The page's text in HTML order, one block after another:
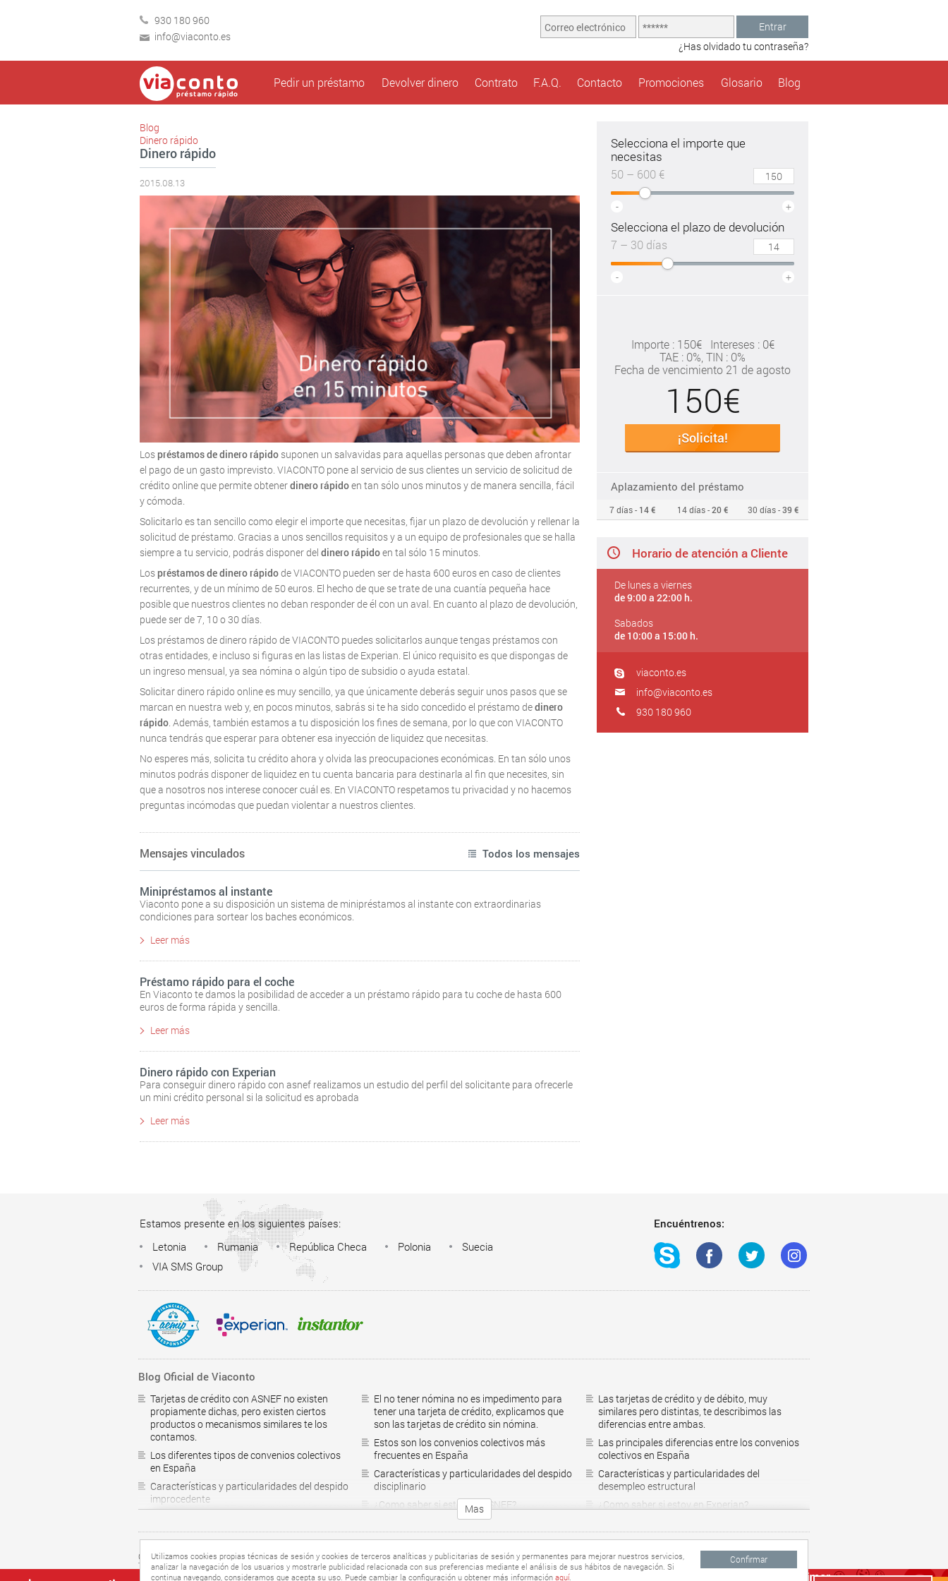
930 180 960
info@viaconto.es
Entrar
¿Has olvidado tu contraseña?
Pedir un préstamo Devolver dinero Contrato F.A.Q. Contacto Promociones Glosario Blog
Blog
Dinero rápido
Dinero rápido
2015.08.13
Los préstamos de dinero rápido suponen un salvavidas para aquellas personas que deben afrontar
el pago de un gasto imprevisto. VIACONTO pone al servicio de sus clientes un servicio de solicitud de
crédito online que permite obtenerdinero rápidoen tan sólo unos minutos y de manera sencilla, fácil
y cómoda.
Solicitarlo es tan sencillo como elegir el importe que necesitas, fijar un plazo de devolución y rellenar la
solicitud de préstamo. Gracias a unos sencillos requisitos y a un equipo de profesionales que se halla
siempre a tu servicio, podrás disponer del dinero rápidoen tal sólo 15 minutos.
Los préstamos de dinero rápidode VIACONTO pueden ser de hasta 600 euros en caso de clientes
recurrentes, y de un mínimo de 50 euros. El hecho de que se trate de una cuantía pequeña hace
posible que nuestros clientes no deban responder de él con un aval. En cuanto al plazo de devolución,
puede ser de 7, 10 o 30 días.
Los préstamos de dinero rápido de VIACONTO puedes solicitarlos aunque tengas préstamos con
otras entidades, e incluso si figuras en las listas de Experian. El único requisito es que dispongas de
un ingreso mensual, ya sea nómina o algún tipo de subsidio o ayuda estatal.
Solicitar dinero rápido online es muy sencillo, ya que únicamente deberás seguir unos pasos que se
marcan en nuestra web y, en pocos minutos, sabrás si te ha sido concedido el préstamo dedinero
rápido. Además, también estamos a tu disposición los fines de semana, por lo que con VIACONTO
nunca tendrás que esperar para obtener esa inyección de liquidez que necesitas.
No esperes más, solicita tu crédito ahora y olvida las preocupaciones económicas. En tan sólo unos
minutos podrás disponer de liquidez en tu cuenta bancaria para destinarla al fin que necesites, sin
que a nosotros nos interese conocer cuál es. En VIACONTO respetamos tu privacidad y no hacemos
preguntas incómodas que puedan violentar a nuestros clientes.
Mensajes vinculados Todos los mensajes
Minipréstamos al instante
Viaconto pone a su disposición un sistema de minipréstamos al instante con extraordinarias
condiciones para sortear los baches económicos.
Leer más
Préstamo rápido para el coche
En Viaconto te damos la posibilidad de acceder a un préstamo rápido para tu coche de hasta 600
euros de forma rápida y sencilla.
Leer más
Dinero rápido con Experian
Para conseguir dinero rápido con asnef realizamos un estudio del perfil del solicitante para ofrecerle
un mini crédito personal si la solicitud es aprobada
Leer más
Selecciona el importe que
necesitas
50 – 600 €
- +
Selecciona el plazo de devolución
7 – 30 días
- +
Importe : 150€
Intereses : 0€
TAE : 0% , TIN : 0%
Fecha de vencimiento 21 de agosto
150€
¡Solicita!
Aplazamiento del préstamo
7 días - 14 € 14 días -20 € 30 días -39 €
Horario de atención a Cliente
De lunes a viernes
de 9:00 a 22:00 h.
Sabados
de 10:00 a 15:00 h.
viaconto.es
info@viaconto.es
930 180 960
Estamos presente en los siguientes países:
Letonia
Rumania República Checa Polonia
Suecia
VIA SMS Group
Encuéntrenos:
Blog Oficial de Viaconto
Tarjetas de crédito con ASNEF no existen
propiamente dichas, pero existen ciertos
productos o mecanismos similares te los
contamos.
Los diferentes tipos de convenios colectivos
en España
Características y particularidades del despido
improcedente
Préstamos personales online
10 trucos para ahorrar en casa
Crédito para bodas
El no tener nómina no es impedimento para
tener una tarjeta de crédito, explicamos que
son las tarjetas de crédito sin nómina.
Estos son los convenios colectivos más
frecuentes en España
Características y particularidades del despido
disciplinario
¿Como saber si estoy en ASNEF?
Préstamos personales con asnef
Créditos para coches
Créditos para autónomos sin aval
Créditos al momento
Las tarjetas de crédito y de débito, muy
similares pero distintas, te describimos las
diferencias entre ambas.
Las principales diferencias entre los convenios
colectivos en España
Características y particularidades del
desempleo estructural
¿Como saber si estoy en Experian?
Créditos para empresas
Créditos gratis
Mas
Condiciones de uso web Cookie
Política de privacidad
VIA CONTO ES 2015 © All rights reserved
Utilizamos cookies propias técnicas de sesión y cookies de terceros analíticas y publicitarias de sesión y permanentes para mejorar nuestros servicios,
analizar la navegación de los usuarios y mostrarle publicidad relacionada con sus preferencias mediante el análisis de sus hábitos de navegación. Si
continua navegando, consideramos que acepta su uso. Puede cambiar la configuración u obtener más información aquí.
Confirmar